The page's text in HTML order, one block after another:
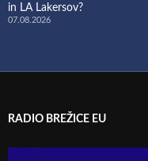
in LA Lakersov?
07.08.2026
RADIO BREŽICE EU